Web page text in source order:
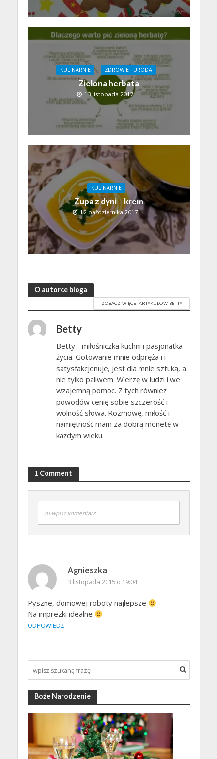
KULINARNIE ZDROWIE I URODA
Zielona herbata
13 listopada 2017
KULINARNIE
Zupa z dyni – krem
12 października 2017
O autorce bloga
ZOBACZ WIĘCEJ ARTYKUŁÓW BETTY
Betty
Betty - miłośniczka kuchni i pasjonatka
życia. Gotowanie mnie odpręża i i
satysfakcjonuje, jest dla mnie sztuką, a
nie tylko paliwem. Wierzę w ludzi i we
wzajemną pomoc. Z tych również
powodów cenię sobie szczerość i
wolność słowa. Rozmowę, miłość i
namiętność mam za dobrą monetę w
każdym wieku.
1 Comment
tu wpisz komentarz
Agnieszka
3 listopada 2015 o 19:04
Pyszne, domowej roboty najlepsze
Na imprezki idealne
ODPOWIEDZ
Boże Narodzenie